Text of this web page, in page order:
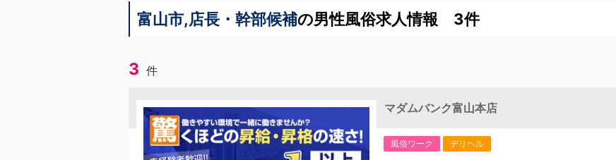
富山市,店長・幹部候補の男性風俗求人情報 3件
3 件
マダムバンク富山本店
風俗ワーク デリヘル